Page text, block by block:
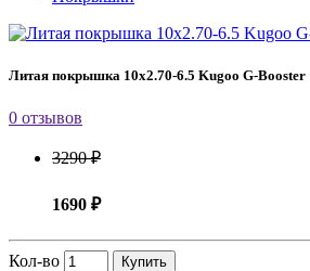
Литая покрышка 10x2.70-6.5 Kugoo G-Booster
0 отзывов
3290 ₽
1690 ₽
Кол-во Купить